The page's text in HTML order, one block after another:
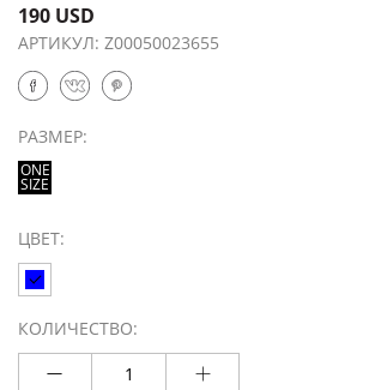
190 USD
АРТИКУЛ: Z00050023655
РАЗМЕР:
ONE
SIZE
ЦВЕТ:
КОЛИЧЕСТВО: